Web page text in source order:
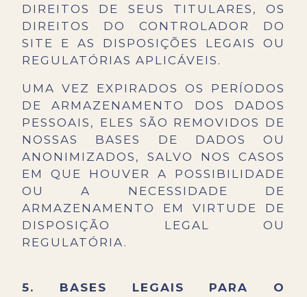
DIREITOS DE SEUS TITULARES, OS
DIREITOS DO CONTROLADOR DO
SITE E AS DISPOSIÇÕES LEGAIS OU
REGULATÓRIAS APLICÁVEIS.
UMA VEZ EXPIRADOS OS PERÍODOS
DE ARMAZENAMENTO DOS DADOS
PESSOAIS, ELES SÃO REMOVIDOS DE
NOSSAS BASES DE DADOS OU
ANONIMIZADOS, SALVO NOS CASOS
EM QUE HOUVER A POSSIBILIDADE
OU A NECESSIDADE DE
ARMAZENAMENTO EM VIRTUDE DE
DISPOSIÇÃO LEGAL OU
REGULATÓRIA.
5. BASES LEGAIS PARA O